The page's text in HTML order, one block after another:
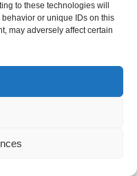
to these technologies will
or unique IDs on this
may adversely affect certain